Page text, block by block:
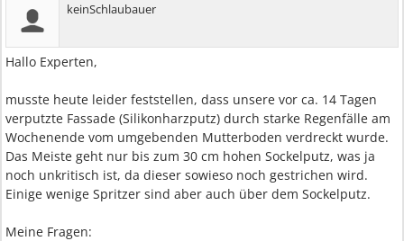
keinSchlaubauer
Hallo Experten,
musste heute leider feststellen, dass unsere vor ca. 14 Tagen
verputzte Fassade (Silikonharzputz) durch starke Regenfälle am
Wochenende vom umgebenden Mutterboden verdreckt wurde.
Das Meiste geht nur bis zum 30 cm hohen Sockelputz, was ja
noch unkritisch ist, da dieser sowieso noch gestrichen wird.
Einige wenige Spritzer sind aber auch über dem Sockelputz.
Meine Fragen: